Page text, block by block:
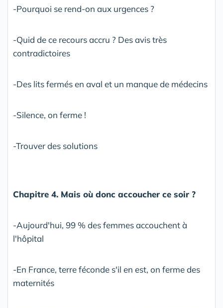
-Pourquoi se rend-on aux urgences ?
-Quid de ce recours accru ? Des avis très
contradictoires
-Des lits fermés en aval et un manque de médecins
-Silence, on ferme !
-Trouver des solutions
Chapitre 4. Mais où donc accoucher ce soir ?
-Aujourd'hui, 99 % des femmes accouchent à
l'hôpital
-En France, terre féconde s'il en est, on ferme des
maternités